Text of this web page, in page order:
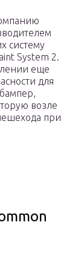
систему
System 2.
еще
для
возле
при